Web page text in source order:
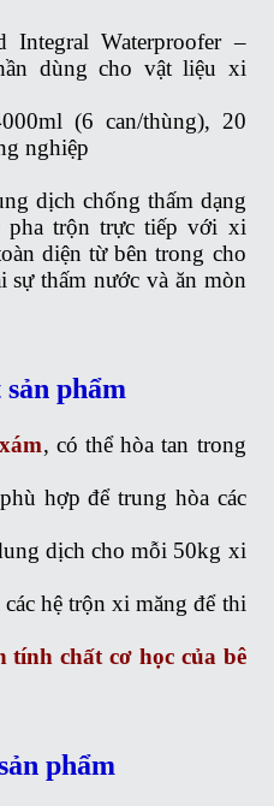
Integral Waterproofer –
dùng cho vật liệu xi
(6 can/thùng), 20
nghiệp
dịch chống thấm dạng
pha trộn trực tiếp với xi
diện từ bên trong cho
sự thấm nước và ăn mòn
phẩm
, có thể hòa tan trong
hợp để trung hòa các
dịch cho mỗi 50kg xi
hệ trộn xi măng để thi
tính chất cơ học của bê
phẩm